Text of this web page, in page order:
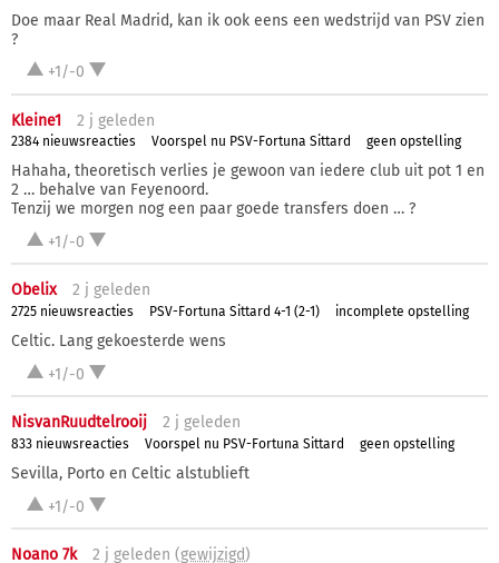
Doe maar Real Madrid, kan ik ook eens een wedstrijd van PSV zien
?
+1/-0
Kleine1 2 j geleden
2384 nieuwsreacties Voorspel nu PSV-Fortuna Sittard geen opstelling
Hahaha, theoretisch verlies je gewoon van iedere club uit pot 1 en
2 … behalve van Feyenoord.
Tenzij we morgen nog een paar goede transfers doen … ?
+1/-0
Obelix 2 j geleden
2725 nieuwsreacties PSV-Fortuna Sittard 4-1 (2-1) incomplete opstelling
Celtic. Lang gekoesterde wens
+1/-0
NisvanRuudtelrooij 2 j geleden
833 nieuwsreacties Voorspel nu PSV-Fortuna Sittard geen opstelling
Sevilla, Porto en Celtic alstublieft
+1/-0
Noano 7k 2 j geleden (gewijzigd)